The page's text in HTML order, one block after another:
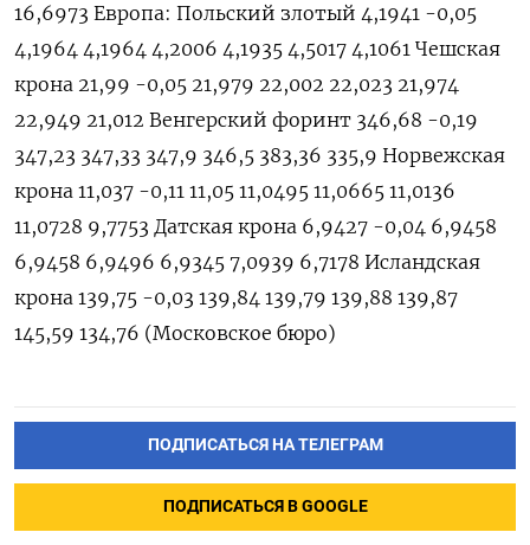
16,6973 Европа: Польский злотый 4,1941 -0,05
4,1964 4,1964 4,2006 4,1935 4,5017 4,1061 Чешская
крона 21,99 -0,05 21,979 22,002 22,023 21,974
22,949 21,012 Венгерский форинт 346,68 -0,19
347,23 347,33 347,9 346,5 383,36 335,9 Норвежская
крона 11,037 -0,11 11,05 11,0495 11,0665 11,0136
11,0728 9,7753 Датская крона 6,9427 -0,04 6,9458
6,9458 6,9496 6,9345 7,0939 6,7178 Исландская
крона 139,75 -0,03 139,84 139,79 139,88 139,87
145,59 134,76 (Московское бюро)
ПОДПИСАТЬСЯ НА ТЕЛЕГРАМ
ПОДПИСАТЬСЯ В GOOGLE